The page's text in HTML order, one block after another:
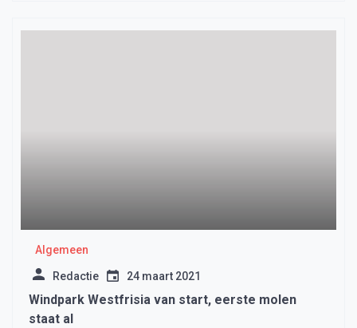
Algemeen
Redactie 24 maart 2021
Windpark Westfrisia van start, eerste molen
staat al